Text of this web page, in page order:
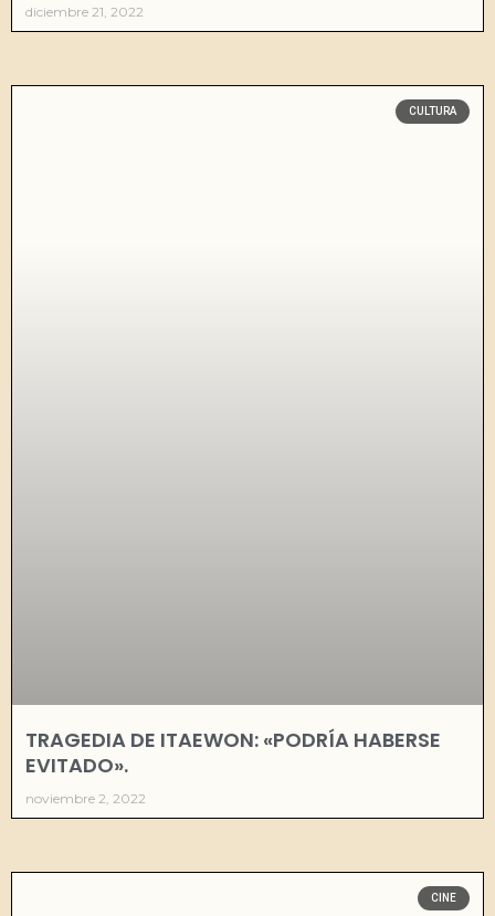
diciembre 21, 2022
CULTURA
TRAGEDIA DE ITAEWON: «PODRÍA HABERSE
EVITADO».
noviembre 2, 2022
CINE